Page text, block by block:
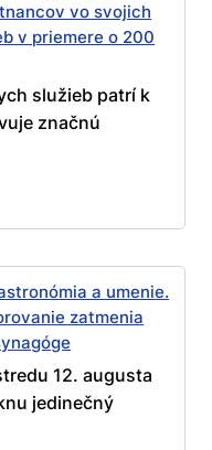
vo svojich
v priemere o 200
služieb patrí k
značnú
a umenie.
zatmenia
12. augusta
jedinečný